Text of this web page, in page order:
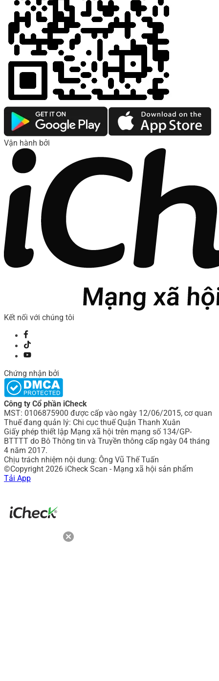
Vận hành bởi
Kết nối với chúng tôi
Chứng nhận bởi
Công ty Cổ phần iCheck
MST: 0106875900 được cấp vào ngày 12/06/2015, cơ quan
Thuế đang quản lý: Chi cục thuế Quận Thanh Xuân
Giấy phép thiết lập Mạng xã hội trên mạng số 134/GP-
BTTTT do Bô Thông tin và Truyền thông cấp ngày 04 tháng
4 năm 2017.
Chịu trách nhiệm nội dung: Ông Vũ Thế Tuấn
©Copyright 2026 iCheck Scan - Mạng xã hội sản phẩm
Tải App